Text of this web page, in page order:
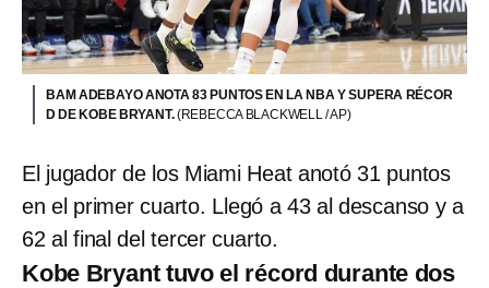
BAM ADEBAYO ANOTA 83 PUNTOS EN LA NBA Y SUPERA RÉCOR
D DE KOBE BRYANT.(REBECCA BLACKWELL / AP)
El jugador de los Miami Heat anotó 31 puntos
en el primer cuarto. Llegó a 43 al descanso y a
62 al final del tercer cuarto.
Kobe Bryant tuvo el récord durante dos